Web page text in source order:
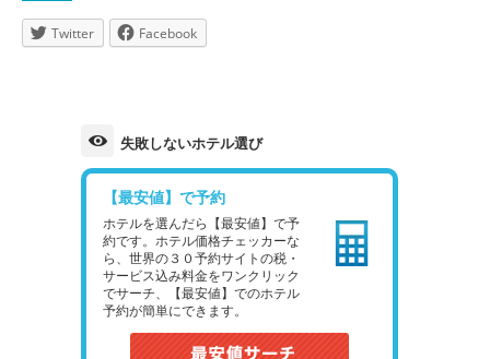
Twitter Facebook
失敗しないホテル選び
【最安値】で予約
ホテルを選んだら【最安値】で予
約です。ホテル価格チェッカーな
ら、世界の３０予約サイトの税・
サービス込み料金をワンクリック
でサーチ、【最安値】でのホテル
予約が簡単にできます。